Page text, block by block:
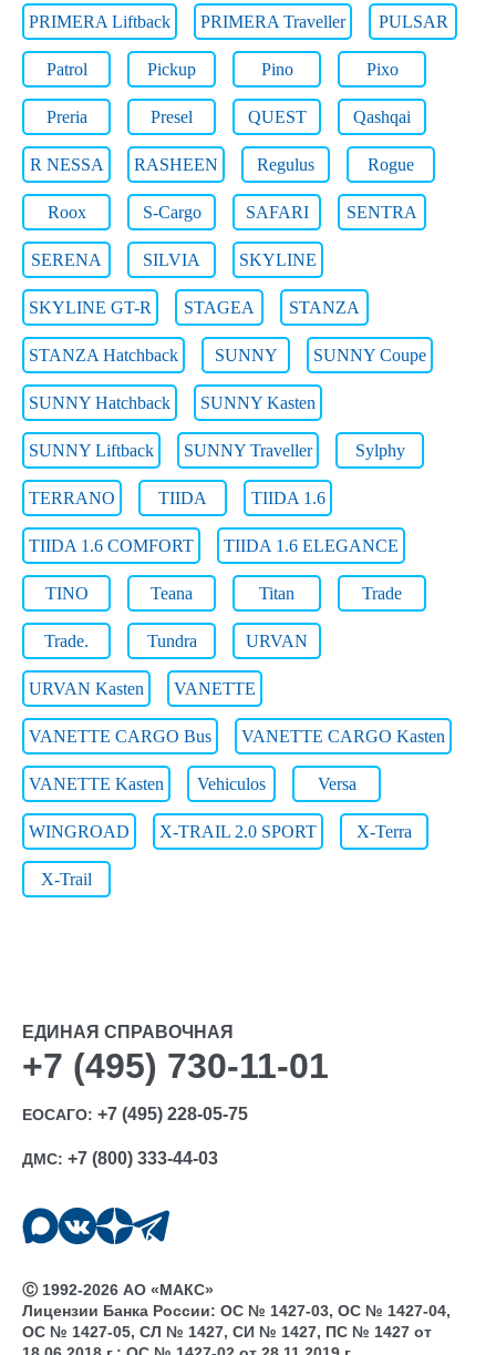
PRIMERA Liftback PRIMERA Traveller PULSAR
Patrol Pickup Pino Pixo
Preria Presel QUEST Qashqai
R NESSA RASHEEN Regulus Rogue
Roox S-Cargo SAFARI SENTRA
SERENA SILVIA SKYLINE
SKYLINE GT-R STAGEA STANZA
STANZA Hatchback SUNNY SUNNY Coupe
SUNNY Hatchback SUNNY Kasten
SUNNY Liftback SUNNY Traveller Sylphy
TERRANO TIIDA TIIDA 1.6
TIIDA 1.6 COMFORT TIIDA 1.6 ELEGANCE
TINO Teana Titan Trade
Trade. Tundra URVAN
URVAN Kasten VANETTE
VANETTE CARGO Bus VANETTE CARGO Kasten
VANETTE Kasten Vehiculos Versa
WINGROAD X-TRAIL 2.0 SPORT X-Terra
X-Trail
ЕДИНАЯ СПРАВОЧНАЯ
+7 (495) 730-11-01
ЕОСАГО: +7 (495) 228-05-75
ДМС: +7 (800) 333-44-03
Ⓒ 1992-2026 АО «МАКС»
Лицензии Банка России: ОС № 1427-03, ОС № 1427-04,
ОС № 1427-05, СЛ № 1427, СИ № 1427, ПС № 1427 от